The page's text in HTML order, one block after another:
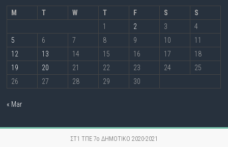
M T W T F S
S
1
2 3
4
5
6 7 8 9 10
11
12
13 14 15 16 17
18
19
20 21 22 23 24
25
26
27 28 29 30
« Mar
ΣΤ1 ΤΠΕ 7ο ΔΗΜΟΤΙΚΟ 2020-2021